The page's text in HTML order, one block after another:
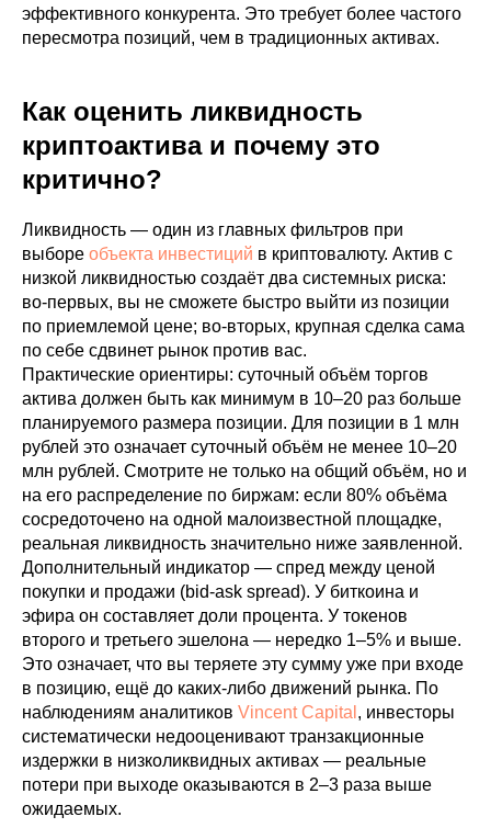
эффективного конкурента. Это требует более частого
пересмотра позиций, чем в традиционных активах.
Как оценить ликвидность
криптоактива и почему это
критично?
Ликвидность — один из главных фильтров при
выборе объекта инвестиций в криптовалюту. Актив с
низкой ликвидностью создаёт два системных риска:
во-первых, вы не сможете быстро выйти из позиции
по приемлемой цене; во-вторых, крупная сделка сама
по себе сдвинет рынок против вас.
Практические ориентиры: суточный объём торгов
актива должен быть как минимум в 10–20 раз больше
планируемого размера позиции. Для позиции в 1 млн
рублей это означает суточный объём не менее 10–20
млн рублей. Смотрите не только на общий объём, но и
на его распределение по биржам: если 80% объёма
сосредоточено на одной малоизвестной площадке,
реальная ликвидность значительно ниже заявленной.
Дополнительный индикатор — спред между ценой
покупки и продажи (bid-ask spread). У биткоина и
эфира он составляет доли процента. У токенов
второго и третьего эшелона — нередко 1–5% и выше.
Это означает, что вы теряете эту сумму уже при входе
в позицию, ещё до каких-либо движений рынка. По
наблюдениям аналитиков Vincent Capital , инвесторы
систематически недооценивают транзакционные
издержки в низколиквидных активах — реальные
потери при выходе оказываются в 2–3 раза выше
ожидаемых.